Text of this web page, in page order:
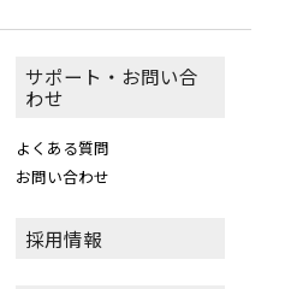
サポート・お問い合
わせ
よくある質問
お問い合わせ
採用情報